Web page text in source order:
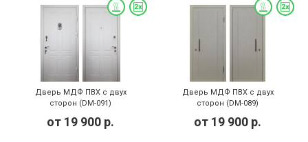
Дверь МДФ ПВХ с двух
сторон (DM-091)
от 19 900 р.
Дверь МДФ ПВХ с двух
сторон (DM-089)
от 19 900 р.